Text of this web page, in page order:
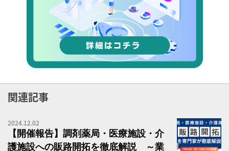
関連記事
2024.12.02
【開催報告】調剤薬局・医療施設・介
護施設への販路開拓を徹底解説 ～業